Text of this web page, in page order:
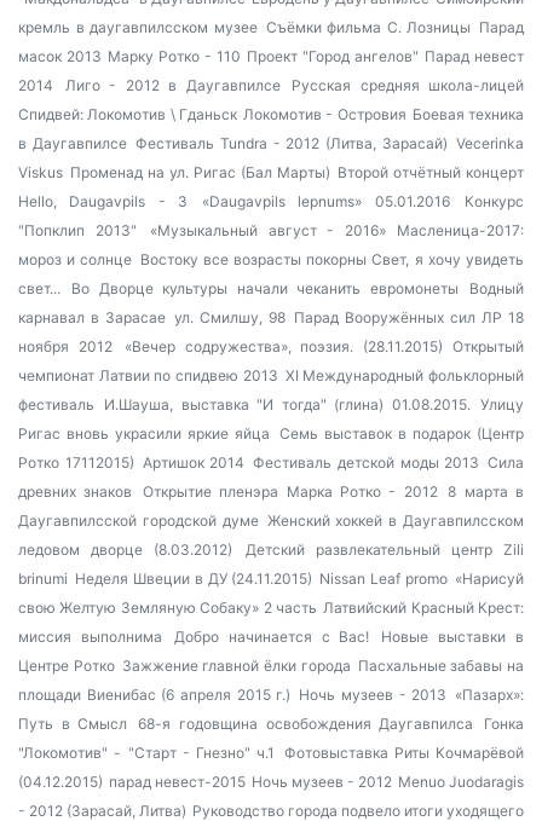
кремль в даугавпилсском музее Съёмки фильма С. Лозницы Парад
масок 2013 Марку Ротко - 110 Проект "Город ангелов" Парад невест
2014
Лиго - 2012 в Даугавпилсе
Русская средняя школа-лицей
Спидвей: Локомотив \ Гданьск Локомотив - Островия Боевая техника
в Даугавпилсе Фестиваль Tundra - 2012 (Литва, Зарасай) Vecerinka
Viskus Променад на ул. Ригас (Бал Марты) Второй отчётный концерт
Hello, Daugavpils - 3
«Daugavpils lepnums» 05.01.2016
Конкурс
"Попклип 2013"
«Музыкальный август - 2016» Масленица-2017:
мороз и солнце Востоку все возрасты покорныСвет, я хочу увидеть
свет...
Во Дворце культуры начали чеканить евромонеты
Водный
карнавал в Зарасае ул. Смилшу, 98 Парад Вооружённых сил ЛР 18
ноября 2012
«Вечер содружества», поэзия. (28.11.2015)Открытый
чемпионат Латвии по спидвею 2013 XI Международный фольклорный
фестиваль
И.Шауша, выставка "И тогда" (глина) 01.08.2015. Улицу
Ригас вновь украсили яркие яйца Семь выставок в подарок (Центр
Ротко 17112015) Артишок 2014 Фестиваль детской моды 2013 Сила
древних знаков
Открытие пленэра Марка Ротко - 2012 8 марта в
Даугавпилсской городской думе Женский хоккей в Даугавпилсском
ледовом дворце (8.03.2012)
Детский развлекательный центр Zili
brinumi Неделя Швеции в ДУ (24.11.2015) Nissan Leaf promo «Нарисуй
свою Желтую Земляную Собаку» 2 часть Латвийский Красный Крест:
миссия выполнима
Добро начинается с Вас!
Новые выставки в
Центре Ротко Зажжение главной ёлки города Пасхальные забавы на
площади Виенибас (6 апреля 2015 г.) Ночь музеев - 2013 «Пазарх»:
Путь в Смысл
68-я годовщина освобождения Даугавпилса
Гонка
"Локомотив" - "Старт - Гнезно" ч.1
Фотовыставка Риты Кочмарёвой
(04.12.2015) парад невест-2015 Ночь музеев - 2012 Menuo Juodaragis
- 2012 (Зарасай, Литва) Руководство города подвело итоги уходящего